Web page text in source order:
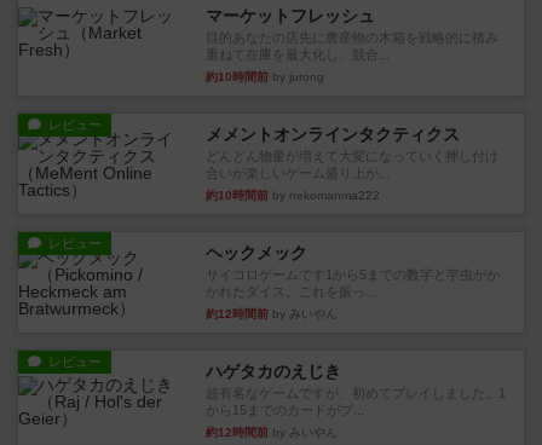
マーケットフレッシュ
目的あなたの店先に農産物の木箱を戦略的に積み
重ねて在庫を最大化し、競合...
約10時間前 by jurong
レビュー メメントオンラインタクティクス
どんどん物量が増えて大変になっていく押し付け
合いが楽しいゲーム盛り上が...
約10時間前 by nekomanma222
レビュー ヘックメック
サイコロゲームです1から5までの数字と芋虫がか
かれたダイス。これを振っ...
約12時間前 by みいやん
レビュー ハゲタカのえじき
超有名なゲームですが、初めてプレイしました。1
から15までのカードがプ...
約12時間前 by みいやん